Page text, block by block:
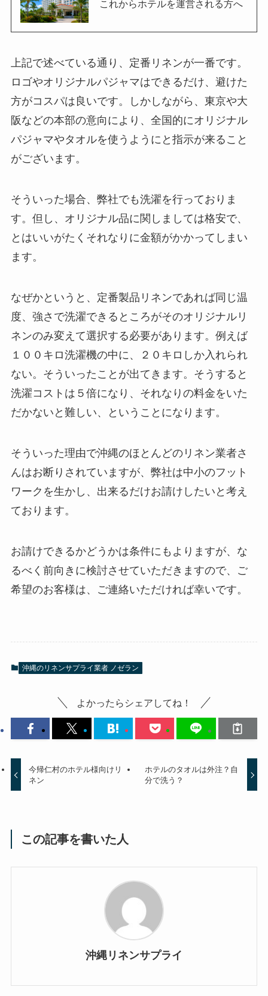
これからホテルを運営される方へ
上記で述べている通り、定番リネンが一番です。
ロゴやオリジナルパジャマはできるだけ、避けた
方がコスパは良いです。しかしながら、東京や大
阪などの本部の意向により、全国的にオリジナル
パジャマやタオルを使うようにと指示が来ること
がございます。
そういった場合、弊社でも洗濯を行っておりま
す。但し、オリジナル品に関しましては格安で、
とはいいがたくそれなりに金額がかかってしまい
ます。
なぜかというと、定番製品リネンであれば同じ温
度、強さで洗濯できるところがそのオリジナルリ
ネンのみ変えて選択する必要があります。例えば
１００キロ洗濯機の中に、２０キロしか入れられ
ない。そういったことが出てきます。そうすると
洗濯コストは５倍になり、それなりの料金をいた
だかないと難しい、ということになります。
そういった理由で沖縄のほとんどのリネン業者さ
んはお断りされていますが、弊社は中小のフット
ワークを生かし、出来るだけお請けしたいと考え
ております。
お請けできるかどうかは条件にもよりますが、な
るべく前向きに検討させていただきますので、ご
希望のお客様は、ご連絡いただければ幸いです。
沖縄のリネンサプライ業者 ノゼラン
よかったらシェアしてね！
今帰仁村のホテル様向けリ
ネン
ホテルのタオルは外注？自
分で洗う？
この記事を書いた人
沖縄リネンサプライ